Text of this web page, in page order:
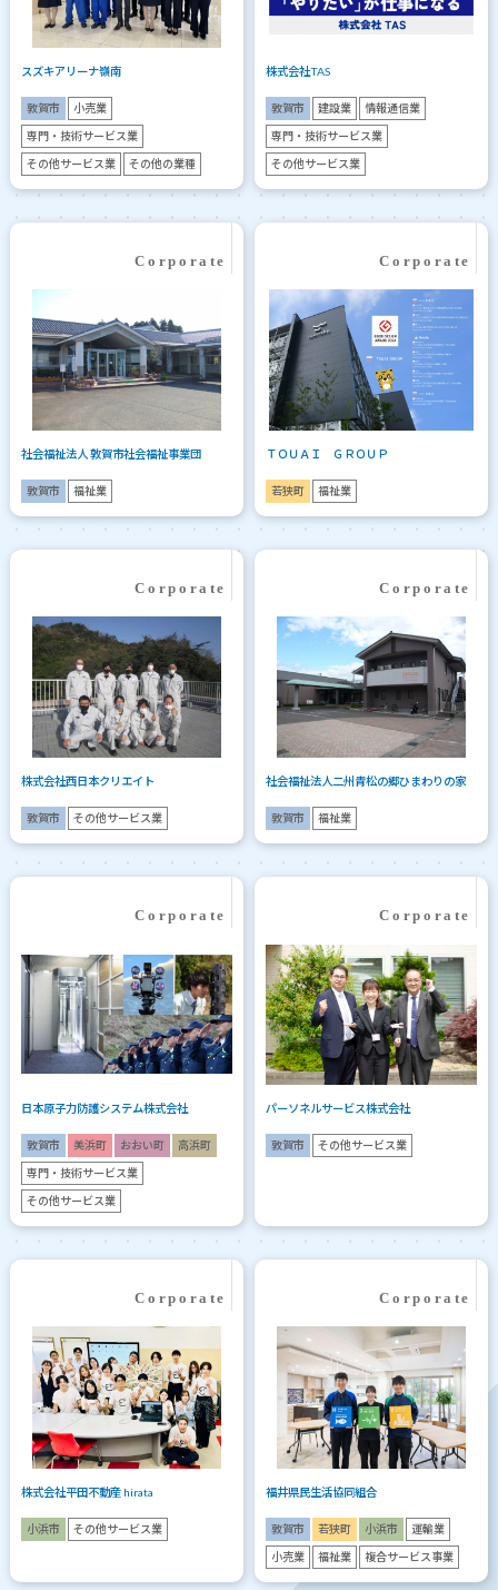
スズキアリーナ嶺南
敦賀市 小売業
専門・技術サービス業
その他サービス業 その他の業種
株式会社TAS
敦賀市 建設業 情報通信業
専門・技術サービス業
その他サービス業
社会福祉法人 敦賀市社会福祉事業団
敦賀市 福祉業
ＴＯＵＡＩ ＧＲＯＵＰ
若狭町 福祉業
株式会社西日本クリエイト
敦賀市 その他サービス業
社会福祉法人二州青松の郷ひまわりの家
敦賀市 福祉業
日本原子力防護システム株式会社
敦賀市 美浜町 おおい町 高浜町
専門・技術サービス業
その他サービス業
パーソネルサービス株式会社
敦賀市 その他サービス業
株式会社平田不動産 hirata
小浜市 その他サービス業
福井県民生活協同組合
敦賀市 若狭町 小浜市 運輸業
小売業 福祉業 複合サービス事業